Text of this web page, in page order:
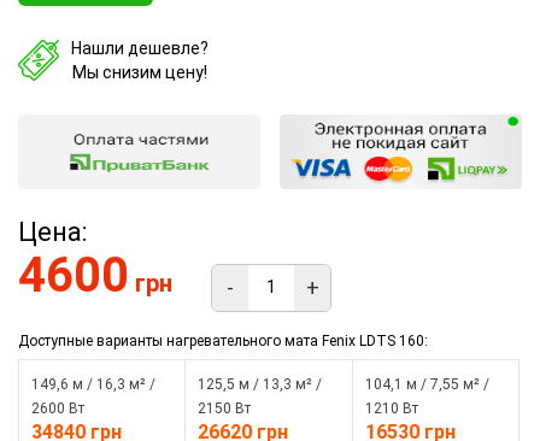
Нашли дешевле?
Мы снизим цену!
Цена:
4600 грн - +
Доступные варианты нагревательного мата Fenix LDTS 160:
149,6 м / 16,3 м² /
2600 Вт
34840 грн
125,5 м / 13,3 м² /
2150 Вт
26620 грн
104,1 м / 7,55 м² /
1210 Вт
16530 грн